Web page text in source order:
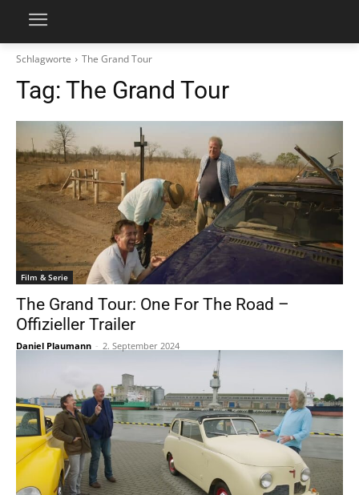
Schlagworte The Grand Tour
Tag: The Grand Tour
Film & Serie
The Grand Tour: One For The Road –
Offizieller Trailer
Daniel Plaumann - 2. September 2024